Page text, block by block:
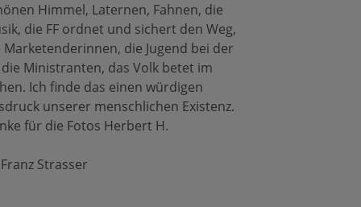
Himmel, Laternen, Fahnen, die
die FF ordnet und sichert den Weg,
Marketenderinnen, die Jugend bei der
die Ministranten, das Volk betet im
Ich finde das einen würdigen
unserer menschlichen Existenz.
für die Fotos Herbert H.
Strasser